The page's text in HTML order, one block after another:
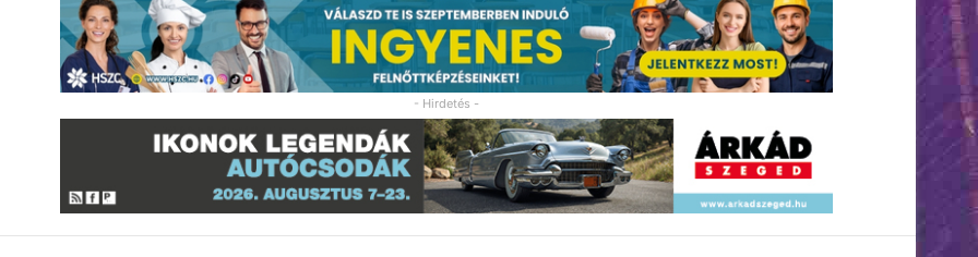
- Hirdetés -